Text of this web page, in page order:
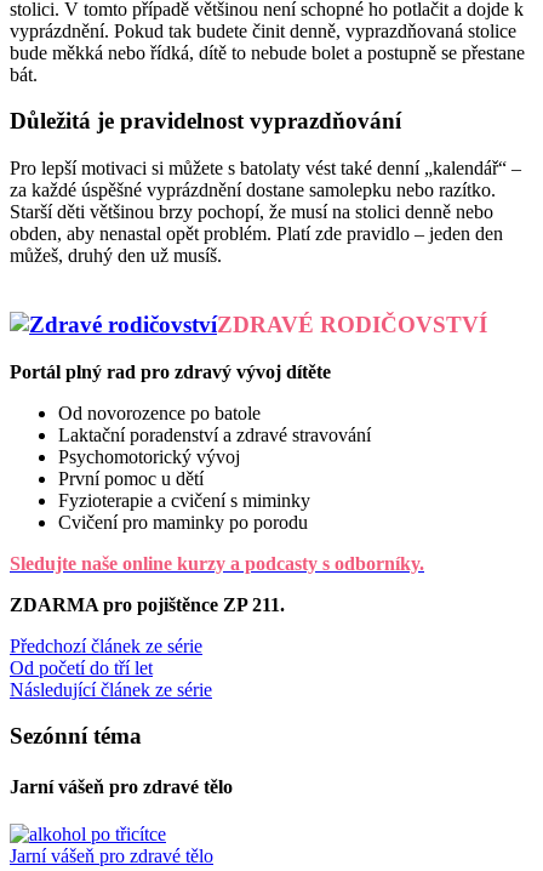
stolici. V tomto případě většinou není schopné ho potlačit a dojde k
vyprázdnění. Pokud tak budete činit denně, vyprazdňovaná stolice
bude měkká nebo řídká, dítě to nebude bolet a postupně se přestane
bát.
Důležitá je pravidelnost vyprazdňování
Pro lepší motivaci si můžete s batolaty vést také denní „kalendář“ –
za každé úspěšné vyprázdnění dostane samolepku nebo razítko.
Starší děti většinou brzy pochopí, že musí na stolici denně nebo
obden, aby nenastal opět problém. Platí zde pravidlo – jeden den
můžeš, druhý den už musíš.
ZDRAVÉ RODIČOVSTVÍ
Portál plný rad pro zdravý vývoj dítěte
Od novorozence po batole
Laktační poradenství a zdravé stravování
Psychomotorický vývoj
První pomoc u dětí
Fyzioterapie a cvičení s miminky
Cvičení pro maminky po porodu
Sledujte naše online kurzy a podcasty s odborníky.
ZDARMA pro pojištěnce ZP 211.
Předchozí článek ze série
Od početí do tří let
Následující článek ze série
Sezónní téma
Jarní vášeň pro zdravé tělo
Jarní vášeň pro zdravé tělo